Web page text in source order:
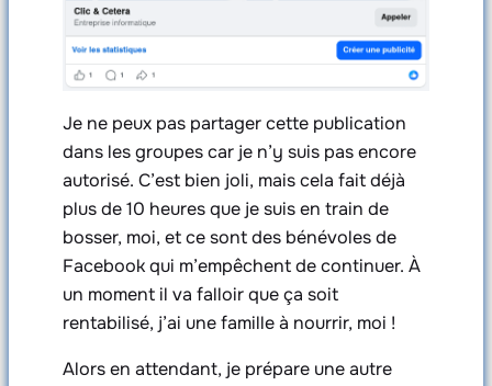
Je ne peux pas partager cette publication
dans les groupes car je n’y suis pas encore
autorisé. C’est bien joli, mais cela fait déjà
plus de 10 heures que je suis en train de
bosser, moi, et ce sont des bénévoles de
Facebook qui m’empêchent de continuer. À
un moment il va falloir que ça soit
rentabilisé, j’ai une famille à nourrir, moi !
Alors en attendant, je prépare une autre